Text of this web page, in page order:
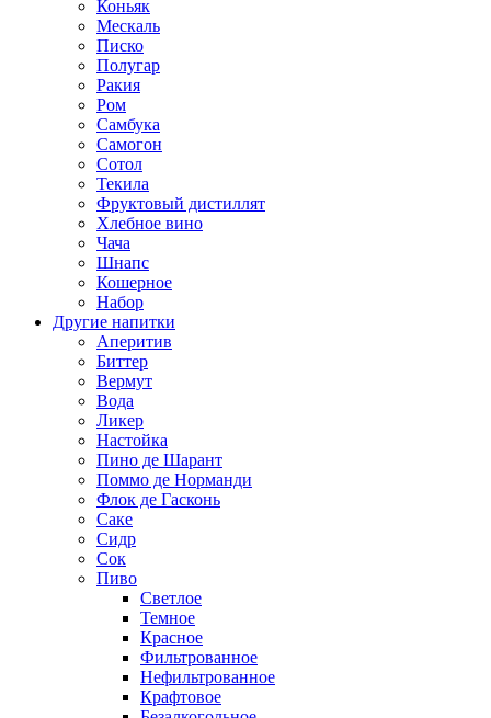
Коньяк
Мескаль
Писко
Полугар
Ракия
Ром
Самбука
Самогон
Сотол
Текила
Фруктовый дистиллят
Хлебное вино
Чача
Шнапс
Кошерное
Набор
Другие напитки
Аперитив
Биттер
Вермут
Вода
Ликер
Настойка
Пино де Шарант
Поммо де Норманди
Флок де Гасконь
Саке
Сидр
Сок
Пиво
Светлое
Темное
Красное
Фильтрованное
Нефильтрованное
Крафтовое